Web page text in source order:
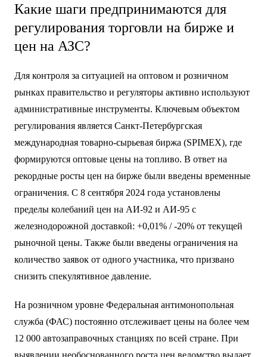
Какие шаги предпринимаются для
регулирования торговли на бирже и
цен на АЗС?
Для контроля за ситуацией на оптовом и розничном
рынках правительство и регуляторы активно используют
административные инструменты. Ключевым объектом
регулирования является Санкт-Петербургская
международная товарно-сырьевая биржа (SPIMEX), где
формируются оптовые цены на топливо. В ответ на
рекордные росты цен на бирже были введены временные
ограничения. С 8 сентября 2024 года установлены
пределы колебаний цен на АИ-92 и АИ-95 с
железнодорожной доставкой: +0,01% / -20% от текущей
рыночной цены. Также были введены ограничения на
количество заявок от одного участника, что призвано
снизить спекулятивное давление.
На розничном уровне Федеральная антимонопольная
служба (ФАС) постоянно отслеживает цены на более чем
12 000 автозаправочных станциях по всей стране. При
выявлении необоснованного роста цен ведомство выдает